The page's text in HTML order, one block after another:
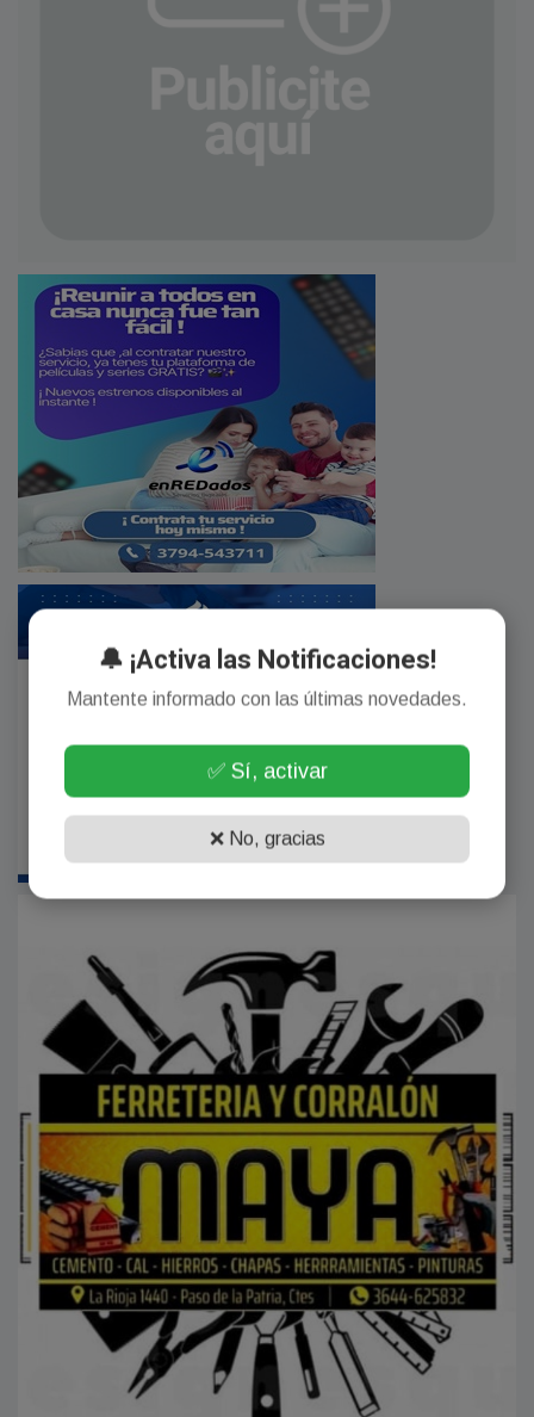
🔔 ¡Activa las Notificaciones!
Mantente informado con las últimas novedades.
✅ Sí, activar
❌ No, gracias